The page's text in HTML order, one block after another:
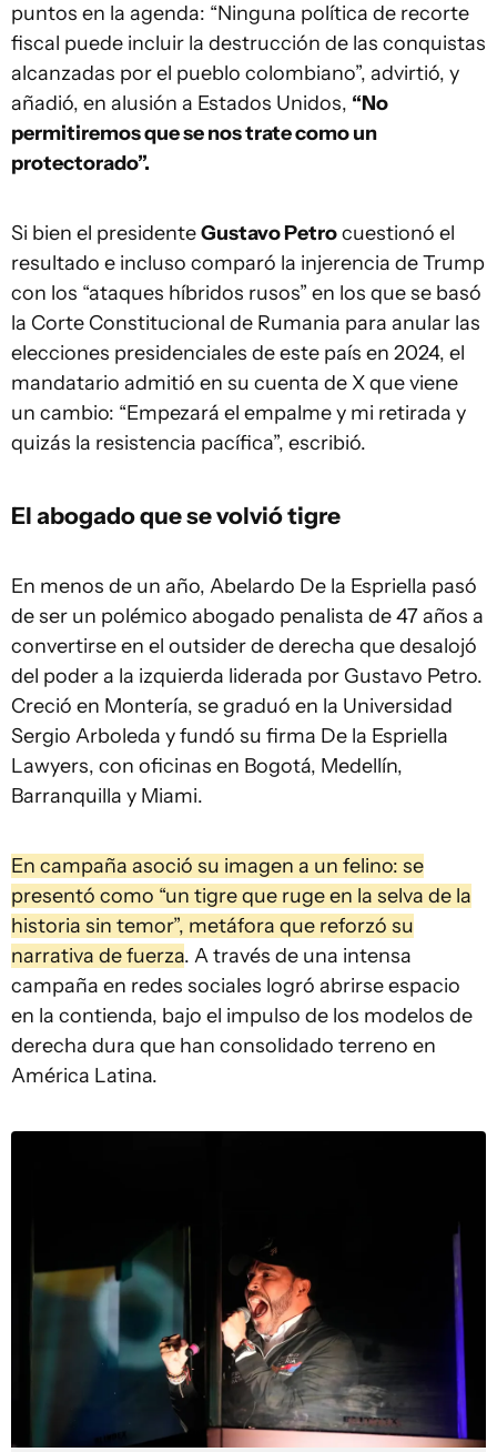
puntos en la agenda: “Ninguna política de recorte
fiscal puede incluir la destrucción de las conquistas
alcanzadas por el pueblo colombiano”, advirtió, y
añadió, en alusión a Estados Unidos, “No
permitiremos que se nos trate como un
protectorado”.
Si bien el presidenteGustavo Petrocuestionó el
resultado e incluso comparó la injerencia de Trump
con los “ataques híbridos rusos” en los que se basó
la Corte Constitucional de Rumania para anular las
elecciones presidenciales de este país en 2024, el
mandatario admitió en su cuenta de X que viene
un cambio: “Empezará el empalme y mi retirada y
quizás la resistencia pacífica”, escribió.
El abogado que se volvió tigre
En menos de un año, Abelardo De la Espriella pasó
de ser un polémico abogado penalista de 47 años a
convertirse en el outsider de derecha que desalojó
del poder a la izquierda liderada por Gustavo Petro.
Creció en Montería, se graduó en la Universidad
Sergio Arboleda y fundó su firma De la Espriella
Lawyers, con oficinas en Bogotá, Medellín,
Barranquilla y Miami.
En campaña asoció su imagen a un felino: se
presentó como “un tigre que ruge en la selva de la
historia sin temor”, metáfora que reforzó su
narrativa de fuerza. A través de una intensa
campaña en redes sociales logró abrirse espacio
en la contienda, bajo el impulso de los modelos de
derecha dura que han consolidado terreno en
América Latina.